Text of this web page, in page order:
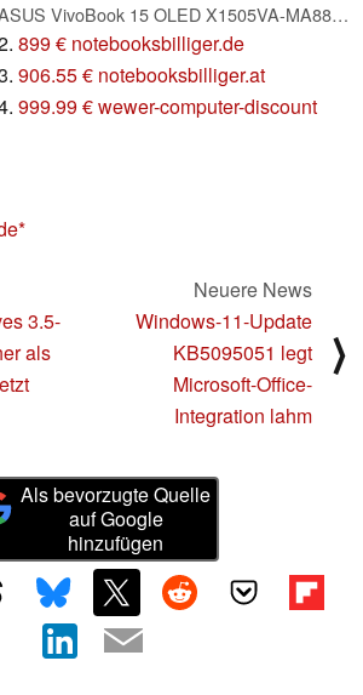
ASUS VivoBook 15 OLED X1505VA-MA884W, Cool Silver (Tastatur silber), Core i9-13900H, 16GB RAM, 1TB SSD, DE (90NB10P2-M014X0)
899 € notebooksbilliger.de
906.55 € notebooksbilliger.at
999.99 € wewer-computer-discount
3.5-
als
Neuere News
Windows-11-Update
KB5095051 legt
Microsoft-Office-
Integration lahm
⟩
Als bevorzugte Quelle
auf Google
hinzufügen